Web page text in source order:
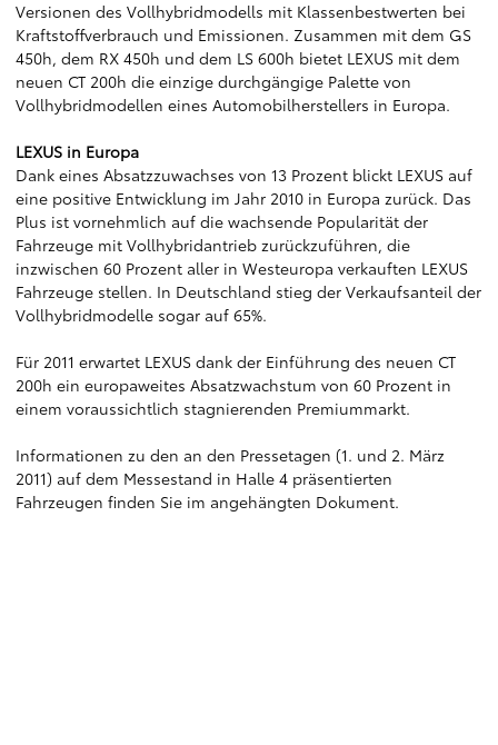
Versionen des Vollhybridmodells mit Klassenbestwerten bei
Kraftstoffverbrauch und Emissionen. Zusammen mit dem GS
450h, dem RX 450h und dem LS 600h bietet LEXUS mit dem
neuen CT 200h die einzige durchgängige Palette von
Vollhybridmodellen eines Automobilherstellers in Europa.
LEXUS in Europa
Dank eines Absatzzuwachses von 13 Prozent blickt LEXUS auf
eine positive Entwicklung im Jahr 2010 in Europa zurück. Das
Plus ist vornehmlich auf die wachsende Popularität der
Fahrzeuge mit Vollhybridantrieb zurückzuführen, die
inzwischen 60 Prozent aller in Westeuropa verkauften LEXUS
Fahrzeuge stellen. In Deutschland stieg der Verkaufsanteil der
Vollhybridmodelle sogar auf 65%.
Für 2011 erwartet LEXUS dank der Einführung des neuen CT
200h ein europaweites Absatzwachstum von 60 Prozent in
einem voraussichtlich stagnierenden Premiummarkt.
Informationen zu den an den Pressetagen (1. und 2. März
2011) auf dem Messestand in Halle 4 präsentierten
Fahrzeugen finden Sie im angehängten Dokument.